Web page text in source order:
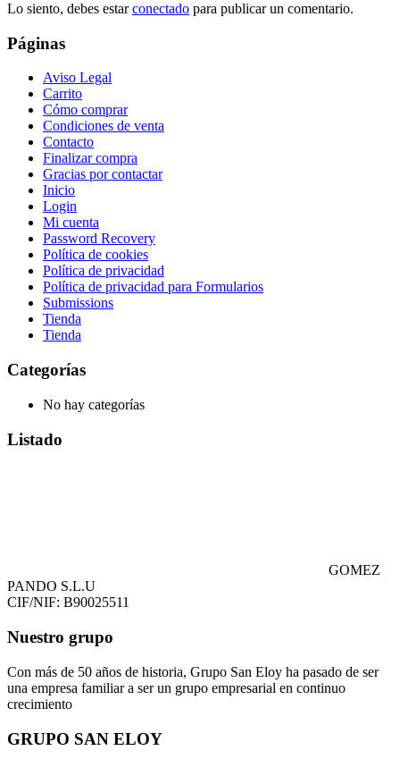
Lo siento, debes estarconectado para publicar un comentario.
Páginas
Aviso Legal
Carrito
Cómo comprar
Condiciones de venta
Contacto
Finalizar compra
Gracias por contactar
Inicio
Login
Mi cuenta
Password Recovery
Política de cookies
Política de privacidad
Política de privacidad para Formularios
Submissions
Tienda
Tienda
Categorías
No hay categorías
Listado
GOMEZ
PANDO S.L.U
CIF/NIF: B90025511
Nuestro grupo
Con más de 50 años de historia, Grupo San Eloy ha pasado de ser
una empresa familiar a ser un grupo empresarial en continuo
crecimiento
GRUPO SAN ELOY